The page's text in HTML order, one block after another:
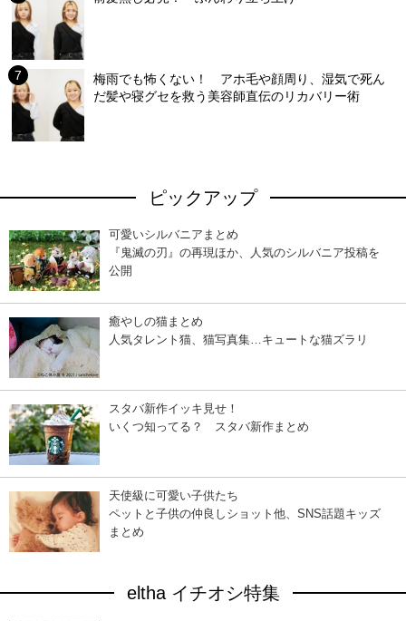
梅雨でも怖くない！ アホ毛や顔周り、湿気で死ん
だ髪や寝グセを救う美容師直伝のリカバリー術
ピックアップ
可愛いシルバニアまとめ
『鬼滅の刃』の再現ほか、人気のシルバニア投稿を
公開
癒やしの猫まとめ
人気タレント猫、猫写真集…キュートな猫ズラリ
スタバ新作イッキ見せ！
いくつ知ってる？ スタバ新作まとめ
天使級に可愛い子供たち
ペットと子供の仲良しショット他、SNS話題キッズ
まとめ
eltha イチオシ特集